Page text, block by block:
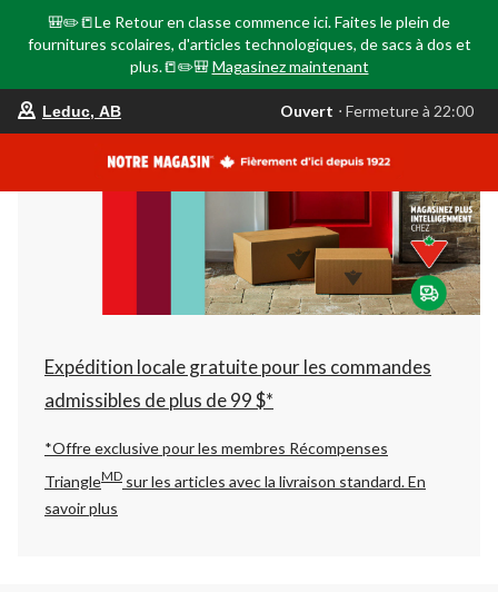
🎒✏️📒Le Retour en classe commence ici. Faites le plein de
fournitures scolaires, d'articles technologiques, de sacs à dos et
plus.📒✏️🎒 Magasinez maintenant
votre
est
AB,
Ouvert,
Fermeture
à
22:00
changer
Leduc, AB Ouvert ⋅ Fermeture à 22:00
Expédition locale gratuite pour les commandes
admissibles de plus de 99 $*
*Offre exclusive pour les membres Récompenses
TriangleMD sur les articles avec la livraison standard.En
savoir plus